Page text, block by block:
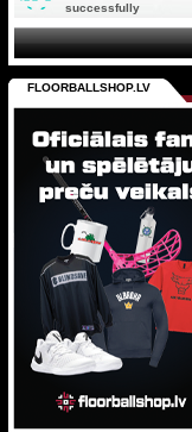
successfully
FLOORBALLSHOP.LV